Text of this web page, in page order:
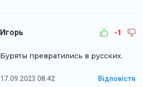
Игорь -1
Буряты превратились в русских.
17.09.2023 08:42 Відповісти